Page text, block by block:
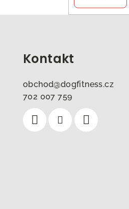
Kontakt
obchod@dogfitness.cz
702 007 759